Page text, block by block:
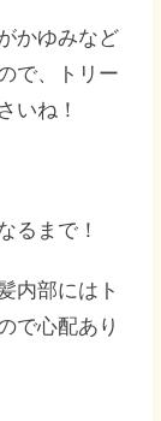
かゆみなど
で、トリー
いね！
るまで！
内部にはト
で心配あり